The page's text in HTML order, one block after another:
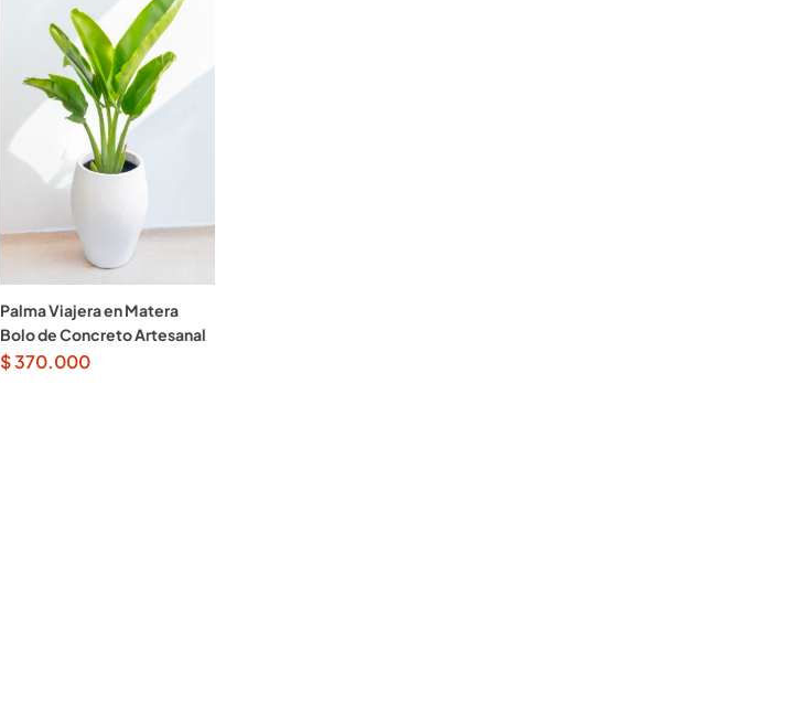
Palma Viajera en Matera
Bolo de Concreto Artesanal
$370.000